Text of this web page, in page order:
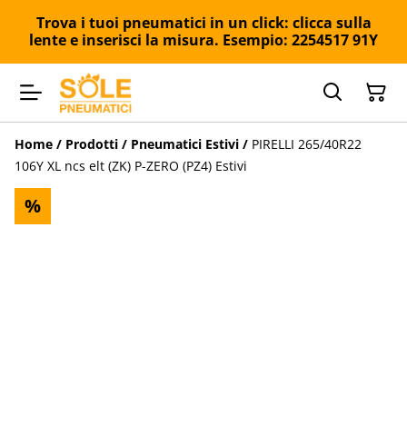
Trova i tuoi pneumatici in un click: clicca sulla
lente e inserisci la misura. Esempio: 2254517 91Y
Home / Prodotti / Pneumatici Estivi / PIRELLI 265/40R22
106Y XL ncs elt (ZK) P-ZERO (PZ4) Estivi
%